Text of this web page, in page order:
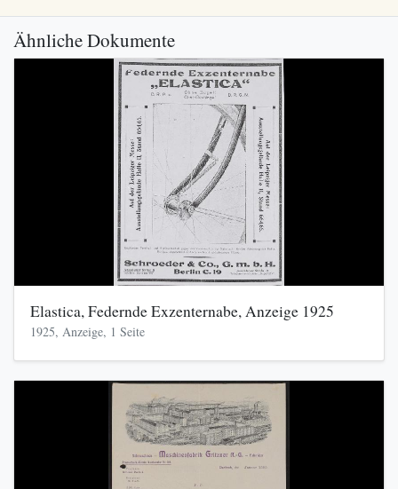
Ähnliche Dokumente
Elastica, Federnde Exzenternabe, Anzeige 1925
1925, Anzeige, 1 Seite